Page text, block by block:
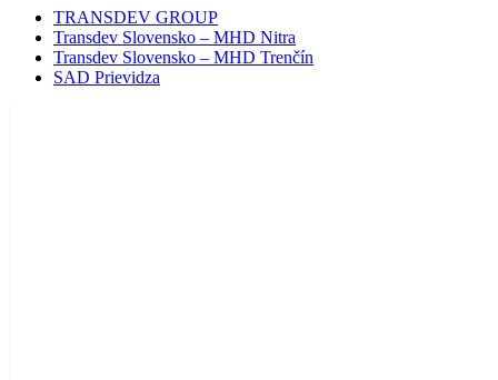
Menu
TRANSDEV GROUP
Transdev Slovensko – MHD Nitra
Transdev Slovensko – MHD Trenčín
SAD Prievidza